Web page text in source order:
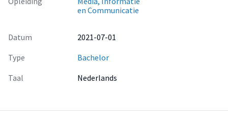
en Communicatie
Datum
2021-07-01
Type
Bachelor
Taal
Nederlands